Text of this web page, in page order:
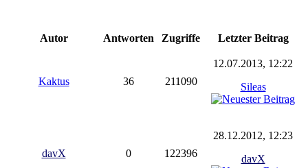
Autor Antworten Zugriffe Letzter Beitrag
Kaktus 36 211090
12.07.2013, 12:22
Sileas
davX 0 122396
28.12.2012, 12:23
davX